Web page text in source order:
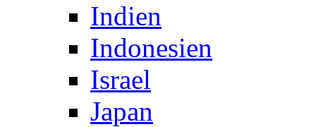
Indien
Indonesien
Israel
Japan